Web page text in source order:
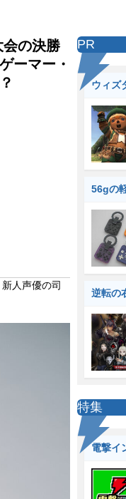
会の決勝
ーマー・
人声優の司
PR
ウィズ
56gの
逆転の
特集
電撃イ